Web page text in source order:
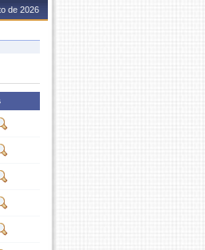
de 2026